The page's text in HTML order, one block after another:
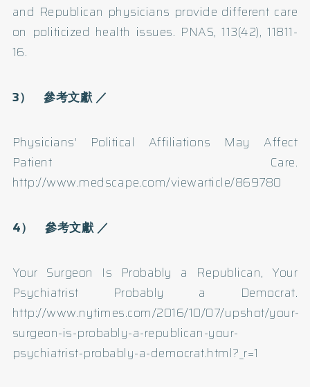
and Republican physicians provide different care
on politicized health issues. PNAS, 113(42), 11811-
16.
3） 參考文獻 ／
Physicians' Political Affiliations May Affect
Patient Care.
http://www.medscape.com/viewarticle/869780
4） 參考文獻 ／
Your Surgeon Is Probably a Republican, Your
Psychiatrist Probably a Democrat.
http://www.nytimes.com/2016/10/07/upshot/your-
surgeon-is-probably-a-republican-your-
psychiatrist-probably-a-democrat.html?_r=1